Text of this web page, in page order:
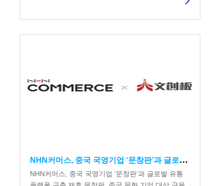
NHN커머스, 중국 국영기업 ‘문창판’과 글로벌 유통 플랫폼 구축 제휴
NHN커머스, 중국 국영기업 ‘문창판’과 글로벌 유통